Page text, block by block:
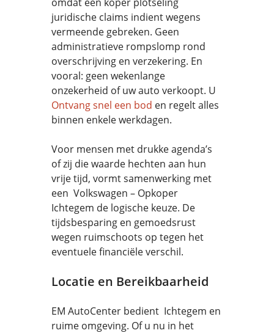
juridische claims indient wegens
vermeende gebreken. Geen
administratieve rompslomp rond
overschrijving en verzekering. En
vooral: geen wekenlange
onzekerheid of uw auto verkoopt. U
Ontvang snel een bod en regelt alles
binnen enkele werkdagen.
Voor mensen met drukke agenda’s
of zij die waarde hechten aan hun
vrije tijd, vormt samenwerking met
een Volkswagen – Opkoper
Ichtegem de logische keuze. De
tijdsbesparing en gemoedsrust
wegen ruimschoots op tegen het
eventuele financiële verschil.
Locatie en Bereikbaarheid
EM AutoCenter bedient Ichtegem en
ruime omgeving. Of u nu in het